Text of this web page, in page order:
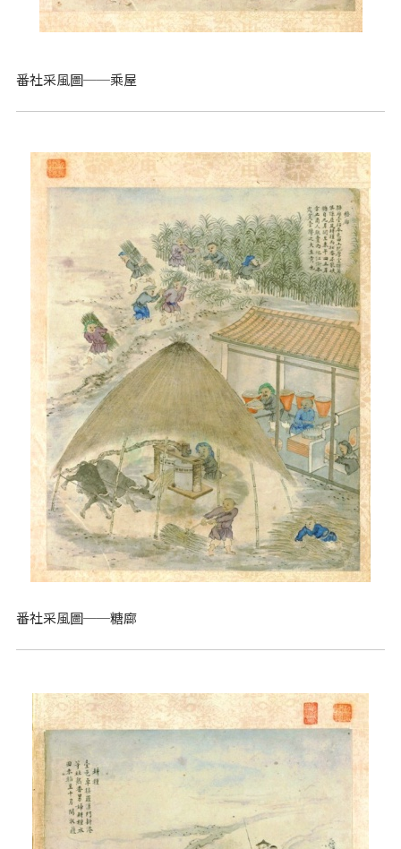
番社采風圖──乘屋
番社采風圖──糖廍